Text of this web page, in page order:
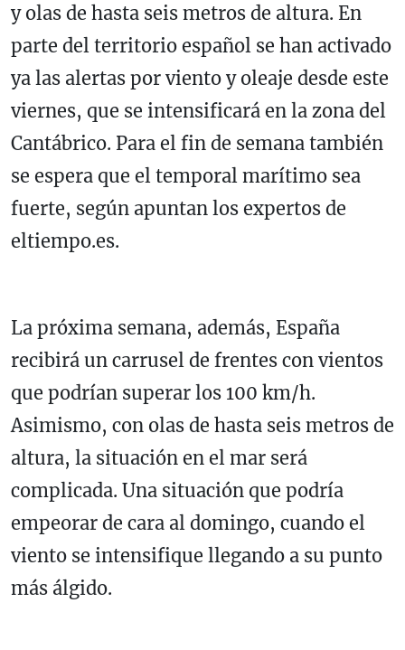
y olas de hasta seis metros de altura. En
parte del territorio español se han activado
ya las alertas por viento y oleaje desde este
viernes, que se intensificará en la zona del
Cantábrico. Para el fin de semana también
se espera que el temporal marítimo sea
fuerte, según apuntan los expertos de
eltiempo.es.
La próxima semana, además, España
recibirá un carrusel de frentes con vientos
que podrían superar los 100 km/h.
Asimismo, con olas de hasta seis metros de
altura, la situación en el mar será
complicada. Una situación que podría
empeorar de cara al domingo, cuando el
viento se intensifique llegando a su punto
más álgido.